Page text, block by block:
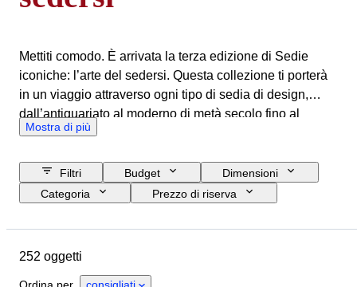
Mettiti comodo. È arrivata la terza edizione di Sedie
iconiche: l’arte del sedersi. Questa collezione ti porterà
in un viaggio attraverso ogni tipo di sedia di design,
dall’antiquariato al moderno di metà secolo fino al
design contemporaneo. Qui troverai straordinari pezzi
Mostra di più
Filtri Budget
Dimensioni
Categoria
Prezzo di riserva
Paese d’origine
Condizioni
252 oggetti